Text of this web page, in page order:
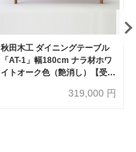
秋田木工 ダイニングテーブル
「AT-1」幅180cm ナラ材ホワ
イトオーク色（艶消し）【受注
319,000 円